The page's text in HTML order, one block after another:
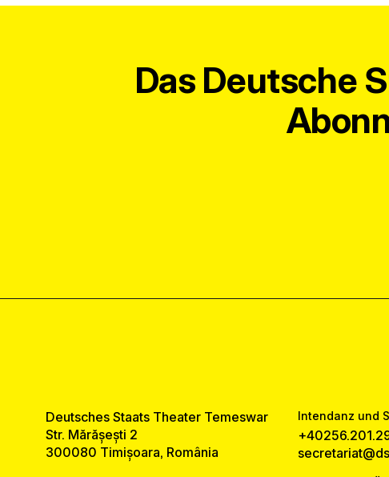
Das Deutsche
Deutsches Staats Theater Temeswar
Str. Mărășești 2
300080 Timișoara, România
Intendanz und